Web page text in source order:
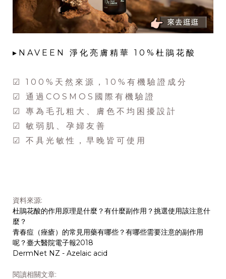
▸NAVEEN 淨化亮膚精華 10%杜鵑花酸
☑ 100%天然來源，10%有機驗證成分
☑ 通過COSMOS國際有機驗證
☑ 專為毛孔粗大、膚色不均困擾設計
☑ 敏弱肌、孕婦友善
☑ 不具光敏性，早晚皆可使用
資料來源:
杜鵑花酸的作用原理是什麼？有什麼副作用？挑選使用該注意什
麼？
青春痘（痤瘡）的常見用藥有哪些？有哪些需要注意的副作用
呢？臺大醫院電子報2018
DermNet NZ - Azelaic acid
閱讀相關文章: